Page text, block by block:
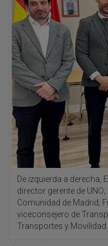
De izquierda a derecha,
director gerente de
Comunidad de Madrid;
viceconsejero de
Transportes y Movilidad